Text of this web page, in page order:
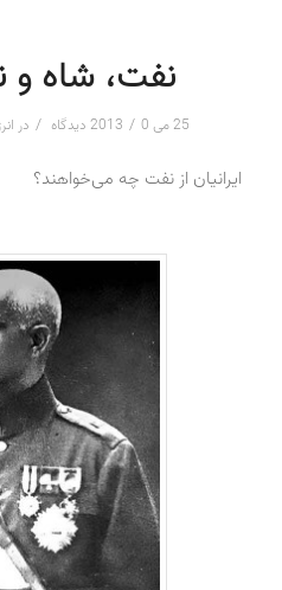
نفت، شاه
25 می 2013 / 0 دیدگاه / در
ایرانیان از نفت چه می‌خواهند؟